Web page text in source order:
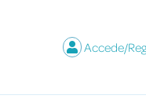
Accede/